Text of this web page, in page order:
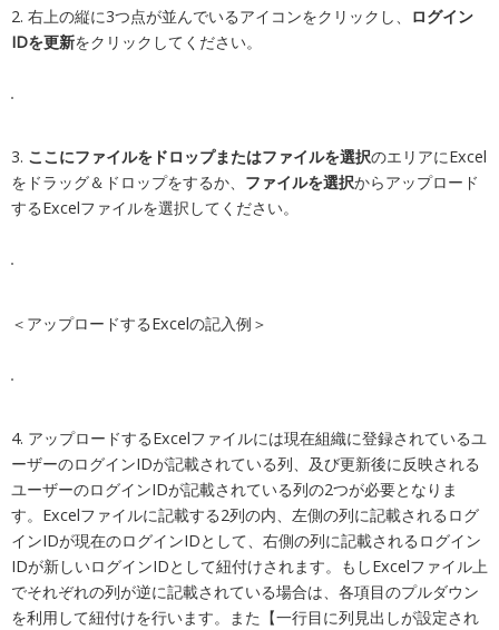
2. 右上の縦に3つ点が並んでいるアイコンをクリックし、
ログイン
IDを更新をクリックしてください。
3. ここにファイルをドロップまたはファイルを選択のエリアにExcel
をドラッグ＆ドロップをするか、 ファイルを選択からアップロード
するExcelファイルを選択してください。
＜アップロードするExcelの記入例＞
4. アップロードするExcelファイルには現在組織に登録されているユ
ーザーのログインIDが記載されている列、及び更新後に反映される
ユーザーのログインIDが記載されている列の2つが必要となりま
す。Excelファイルに記載する2列の内、 左側の列に記載されるログ
インIDが現在のログインIDとして、右側の列に記載されるログイン
IDが新しいログインIDとして紐付けされます。もしExcelファイル上
でそれぞれの列が逆に記載されている場合は、各項目のプルダウン
を利用して紐付けを行います。また【一行目に列見出しが設定され